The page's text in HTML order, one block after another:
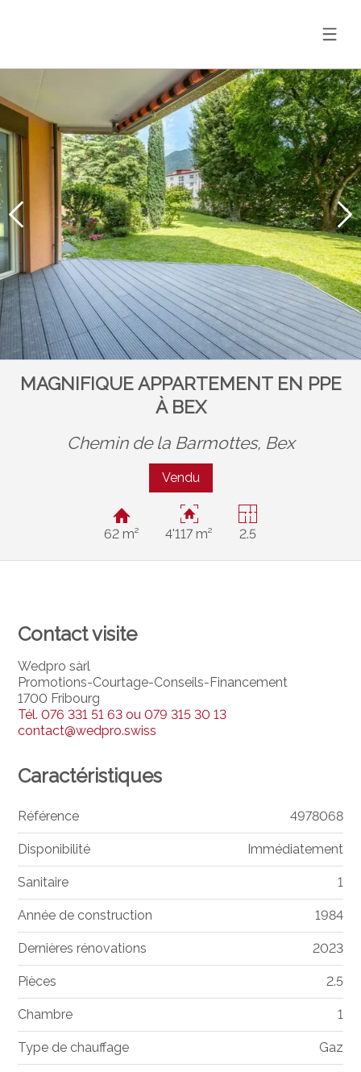
MAGNIFIQUE APPARTEMENT EN PPE
À BEX
Chemin de la Barmottes, Bex
Vendu
62 m² 4'117 m² 2.5
Contact visite
Wedpro sàrl
Promotions-Courtage-Conseils-Financement
1700 Fribourg
Tél.076 331 51 63 ou 079 315 30 13
contact@wedpro.swiss
Caractéristiques
Référence 4978068
Disponibilité Immédiatement
Sanitaire 1
Année de construction 1984
Dernières rénovations 2023
Pièces 2.5
Chambre 1
Type de chauffage Gaz